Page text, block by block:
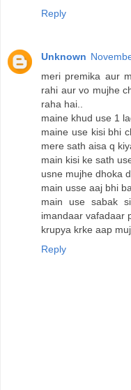
Reply
Unknown
meri premika aur
rahi aur vo mujhe
raha hai..
maine khud use 1
maine use kisi bhi
mere sath aisa q
main kisi ke sath
usne mujhe dhoka
main usse aaj bhi
main use sabak
imandaar vafadaar
krupya krke aap
Reply